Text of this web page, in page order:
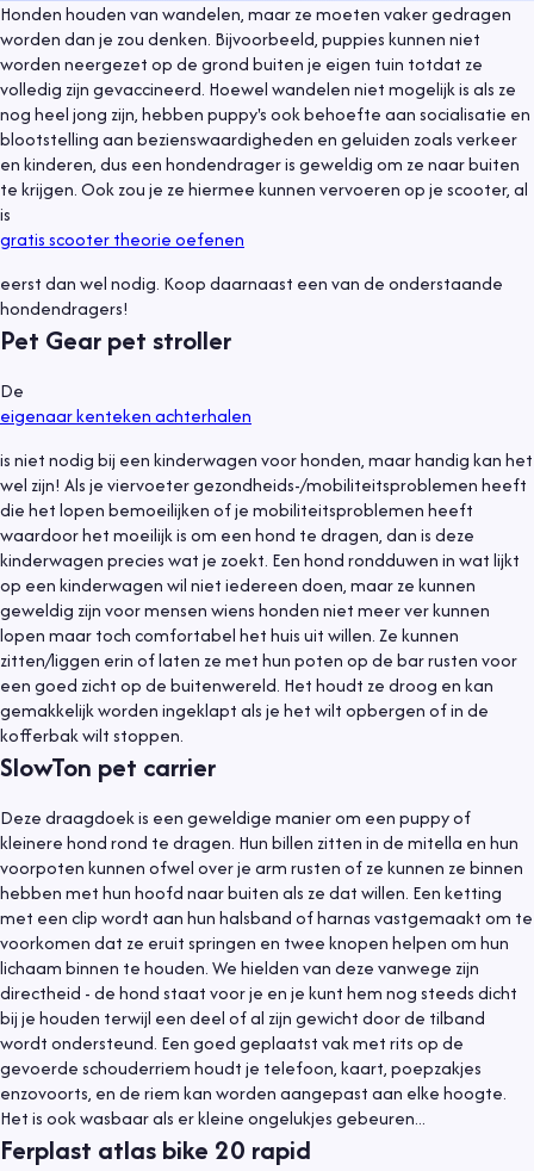
Honden houden van wandelen, maar ze moeten vaker gedragen
worden dan je zou denken. Bijvoorbeeld, puppies kunnen niet
worden neergezet op de grond buiten je eigen tuin totdat ze
volledig zijn gevaccineerd. Hoewel wandelen niet mogelijk is als ze
nog heel jong zijn, hebben puppy's ook behoefte aan socialisatie en
blootstelling aan bezienswaardigheden en geluiden zoals verkeer
en kinderen, dus een hondendrager is geweldig om ze naar buiten
te krijgen. Ook zou je ze hiermee kunnen vervoeren op je scooter, al
is
gratis scooter theorie oefenen
eerst dan wel nodig. Koop daarnaast een van de onderstaande
hondendragers!
Pet Gear pet stroller
De
eigenaar kenteken achterhalen
is niet nodig bij een kinderwagen voor honden, maar handig kan het
wel zijn! Als je viervoeter gezondheids-/mobiliteitsproblemen heeft
die het lopen bemoeilijken of je mobiliteitsproblemen heeft
waardoor het moeilijk is om een ​​hond te dragen, dan is deze
kinderwagen precies wat je zoekt. Een hond rondduwen in wat lijkt
op een kinderwagen wil niet iedereen doen, maar ze kunnen
geweldig zijn voor mensen wiens honden niet meer ver kunnen
lopen maar toch comfortabel het huis uit willen. Ze kunnen
zitten/liggen erin of laten ze met hun poten op de bar rusten voor
een goed zicht op de buitenwereld. Het houdt ze droog en kan
gemakkelijk worden ingeklapt als je het wilt opbergen of in de
kofferbak wilt stoppen.
SlowTon pet carrier
Deze draagdoek is een geweldige manier om een ​​puppy of
kleinere hond rond te dragen. Hun billen zitten in de mitella en hun
voorpoten kunnen ofwel over je arm rusten of ze kunnen ze binnen
hebben met hun hoofd naar buiten als ze dat willen. Een ketting
met een clip wordt aan hun halsband of harnas vastgemaakt om te
voorkomen dat ze eruit springen en twee knopen helpen om hun
lichaam binnen te houden. We hielden van deze vanwege zijn
directheid - de hond staat voor je en je kunt hem nog steeds dicht
bij je houden terwijl een deel of al zijn gewicht door de tilband
wordt ondersteund. Een goed geplaatst vak met rits op de
gevoerde schouderriem houdt je telefoon, kaart, poepzakjes
enzovoorts, en de riem kan worden aangepast aan elke hoogte.
Het is ook wasbaar als er kleine ongelukjes gebeuren...
Ferplast atlas bike 20 rapid